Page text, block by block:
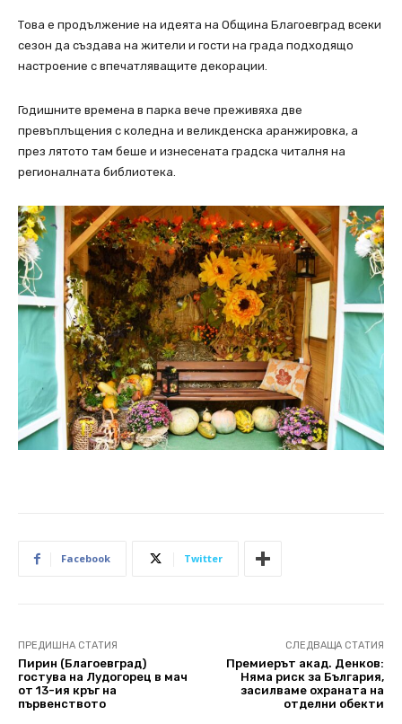
Това е продължение на идеята на Община Благоевград всеки
сезон да създава на жители и гости на града подходящо
настроение с впечатляващите декорации.
Годишните времена в парка вече преживяха две
превъплъщения с коледна и великденска аранжировка, а
през лятото там беше и изнесената градска читалня на
регионалната библиотека.
Facebook Twitter
ПРЕДИШНА СТАТИЯ
Пирин (Благоевград)
гостува на Лудогорец в мач
от 13-ия кръг на
първенството
СЛЕДВАЩА СТАТИЯ
Премиерът акад. Денков:
Няма риск за България,
засилваме охраната на
отделни обекти